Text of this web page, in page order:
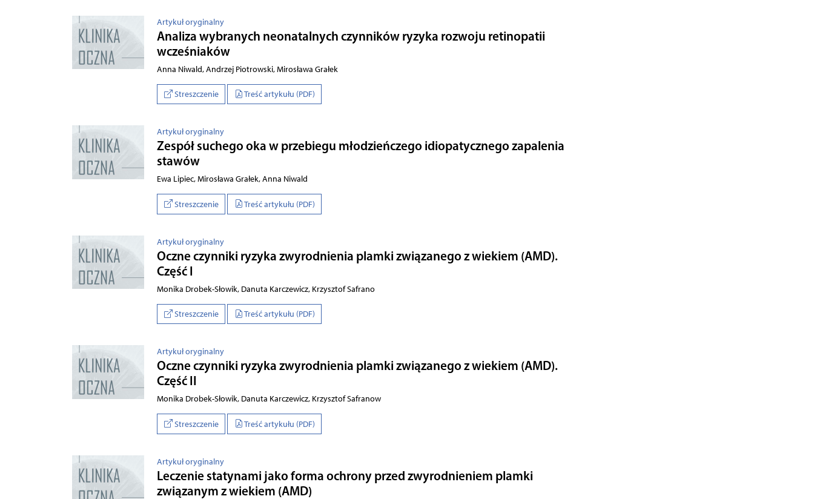
Artykuł oryginalny
Analiza wybranych neonatalnych czynników ryzyka rozwoju retinopatii
wcześniaków
Anna Niwald, Andrzej Piotrowski, Mirosława Grałek
Streszczenie Treść artykułu (PDF)
Artykuł oryginalny
Zespół suchego oka w przebiegu młodzieńczego idiopatycznego zapalenia
stawów
Ewa Lipiec, Mirosława Grałek, Anna Niwald
Streszczenie Treść artykułu (PDF)
Artykuł oryginalny
Oczne czynniki ryzyka zwyrodnienia plamki związanego z wiekiem (AMD).
Część I
Monika Drobek-Słowik, Danuta Karczewicz, Krzysztof Safrano
Streszczenie Treść artykułu (PDF)
Artykuł oryginalny
Oczne czynniki ryzyka zwyrodnienia plamki związanego z wiekiem (AMD).
Część II
Monika Drobek-Słowik, Danuta Karczewicz, Krzysztof Safranow
Streszczenie Treść artykułu (PDF)
Artykuł oryginalny
Leczenie statynami jako forma ochrony przed zwyrodnieniem plamki
związanym z wiekiem (AMD)